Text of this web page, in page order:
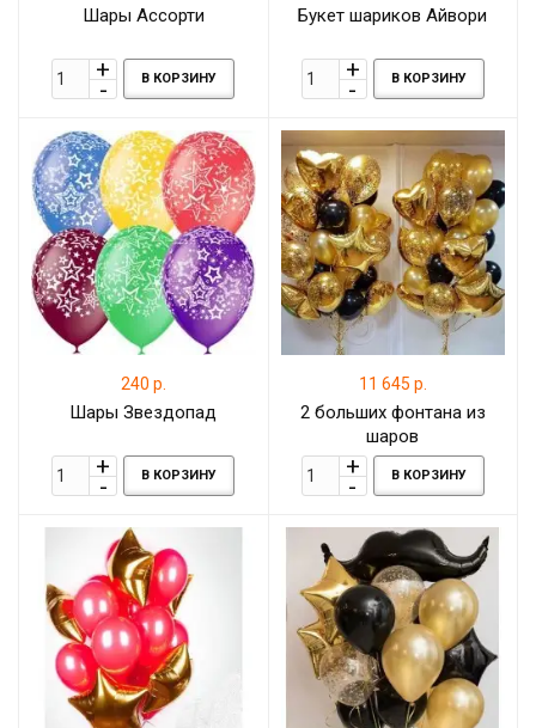
Шары Ассорти
В КОРЗИНУ
Букет шариков Айвори
В КОРЗИНУ
240 р.
Шары Звездопад
В КОРЗИНУ
11 645 р.
2 больших фонтана из
шаров
В КОРЗИНУ